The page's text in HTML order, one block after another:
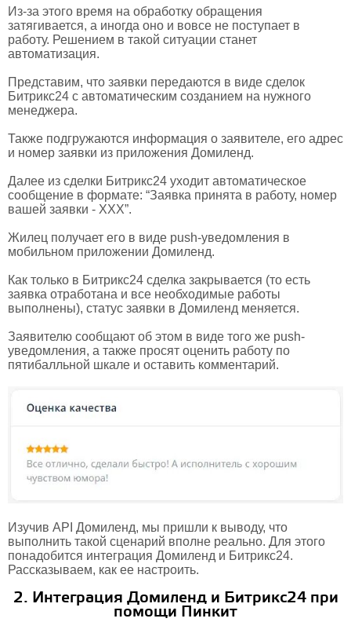
Из-за этого время на обработку обращения
затягивается, а иногда оно и вовсе не поступает в
работу. Решением в такой ситуации станет
автоматизация.
Представим, что заявки передаются в виде сделок
Битрикс24 с автоматическим созданием на нужного
менеджера.
Также подгружаются информация о заявителе, его адрес
и номер заявки из приложения Домиленд.
Далее из сделки Битрикс24 уходит автоматическое
сообщение в формате: “Заявка принята в работу, номер
вашей заявки - XXX”.
Жилец получает его в виде push-уведомления в
мобильном приложении Домиленд.
Как только в Битрикс24 сделка закрывается (то есть
заявка отработана и все необходимые работы
выполнены), статус заявки в Домиленд меняется.
Заявителю сообщают об этом в виде того же push-
уведомления, а также просят оценить работу по
пятибалльной шкале и оставить комментарий.
Изучив API Домиленд, мы пришли к выводу, что
выполнить такой сценарий вполне реально. Для этого
понадобится интеграция Домиленд и Битрикс24.
Рассказываем, как ее настроить.
2. Интеграция Домиленд и Битрикс24 при
помощи Пинкит